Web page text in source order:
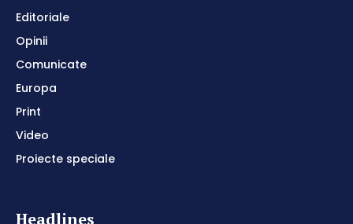
Editoriale
Opinii
Comunicate
Europa
Print
Video
Proiecte speciale
Headlines